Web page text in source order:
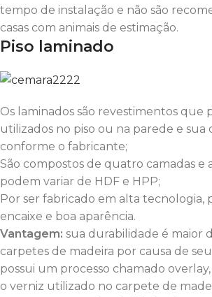
tempo de instalação e não são
casas com animais de estimação.
Piso laminado
Os laminados são revestimentos que
utilizados no piso ou na parede e sua
conforme o fabricante;
São compostos de quatro camadas e
podem variar de HDF e HPP;
Por ser fabricado em alta tecnologia,
encaixe e boa aparência.
Vantagem: sua durabilidade é maior
carpetes de madeira por causa de
possui um processo chamado
o verniz utilizado no carpete de